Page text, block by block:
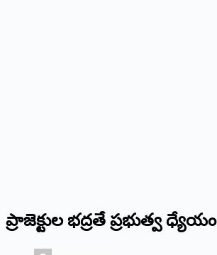
ప్రాజెక్టుల భద్రతే ప్రభుత్వ ధ్యేయం